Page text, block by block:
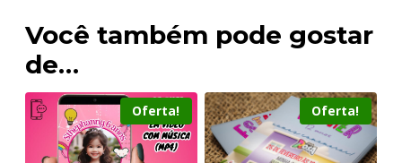
Você também pode gostar
de…
Oferta! Oferta!